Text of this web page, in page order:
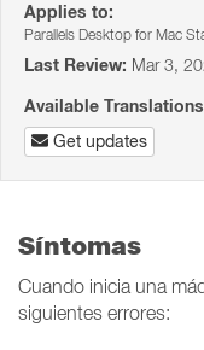
Applies to:
Parallels Desktop for Mac
Last Review: Mar 3,
Available
Get updates
Síntomas
Cuando inicia una
siguientes errores: